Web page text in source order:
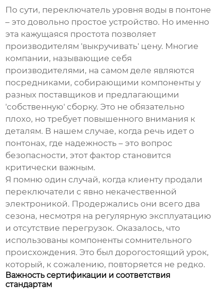
По сути, переключатель уровня воды в понтоне
– это довольно простое устройство. Но именно
эта кажущаяся простота позволяет
производителям 'выкручивать' цену. Многие
компании, называющие себя
производителями, на самом деле являются
посредниками, собирающими компоненты у
разных поставщиков и предлагающими
'собственную' сборку. Это не обязательно
плохо, но требует повышенного внимания к
деталям. В нашем случае, когда речь идет о
понтонах, где надежность – это вопрос
безопасности, этот фактор становится
критически важным.
Я помню один случай, когда клиенту продали
переключатели с явно некачественной
электроникой. Продержались они всего два
сезона, несмотря на регулярную эксплуатацию
и отсутствие перегрузок. Оказалось, что
использованы компоненты сомнительного
происхождения. Это был дорогостоящий урок,
который, к сожалению, повторяется не редко.
Важность сертификации и соответствия
стандартам